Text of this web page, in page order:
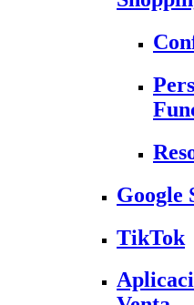
Google
TikTok